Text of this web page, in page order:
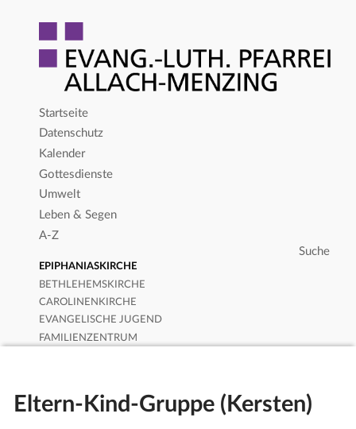
Startseite
Datenschutz
Kalender
Gottesdienste
Umwelt
Leben & Segen
A-Z
EPIPHANIASKIRCHE
BETHLEHEMSKIRCHE
CAROLINENKIRCHE
EVANGELISCHE JUGEND
FAMILIENZENTRUM
Eltern-Kind-Gruppe (Kersten)